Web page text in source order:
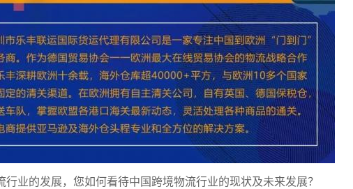
业的发展，您如何看待中国跨境物流行业的现状及未来发展？